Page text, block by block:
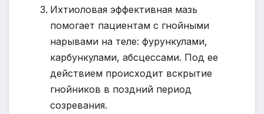
Ихтиоловая эффективная мазь
помогает пациентам с гнойными
нарывами на теле: фурункулами,
карбункулами, абсцессами. Под ее
действием происходит вскрытие
гнойников в поздний период
созревания.